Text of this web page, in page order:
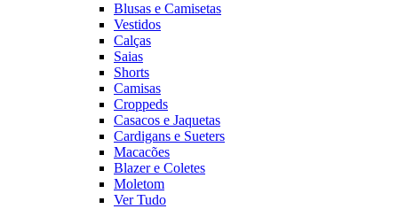
Blusas e Camisetas
Vestidos
Calças
Saias
Shorts
Camisas
Croppeds
Casacos e Jaquetas
Cardigans e Sueters
Macacões
Blazer e Coletes
Moletom
Ver Tudo